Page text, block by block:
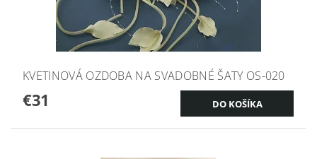
KVETINOVÁ OZDOBA NA SVADOBNÉ ŠATY OS-020
€31